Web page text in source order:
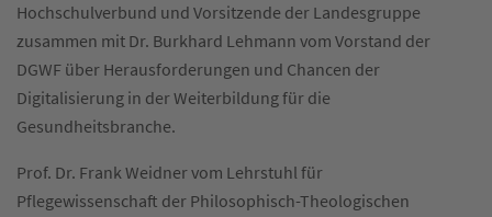
Hochschulverbund und Vorsitzende der Landesgruppe
zusammen mit Dr. Burkhard Lehmann vom Vorstand der
DGWF über Herausforderungen und Chancen der
Digitalisierung in der Weiterbildung für die
Gesundheitsbranche.
Prof. Dr. Frank Weidner vom Lehrstuhl für
Pflegewissenschaft der Philosophisch-Theologischen